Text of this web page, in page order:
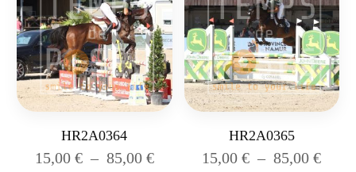
HR2A0364
15,00 € – 85,00 €
HR2A0365
15,00€ – 85,00€